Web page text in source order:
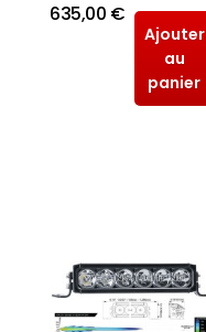
635,00 €
Ajouter
au
panier